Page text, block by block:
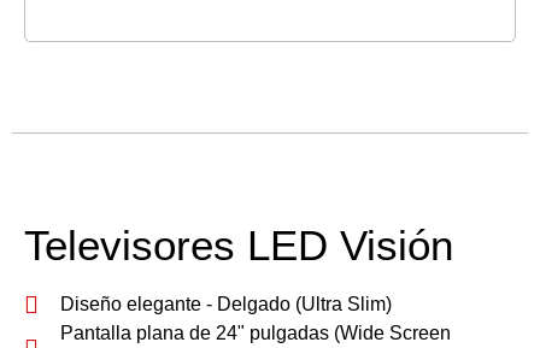
Televisores LED Visión
Diseño elegante - Delgado (Ultra Slim)
Pantalla plana de 24" pulgadas (Wide Screen